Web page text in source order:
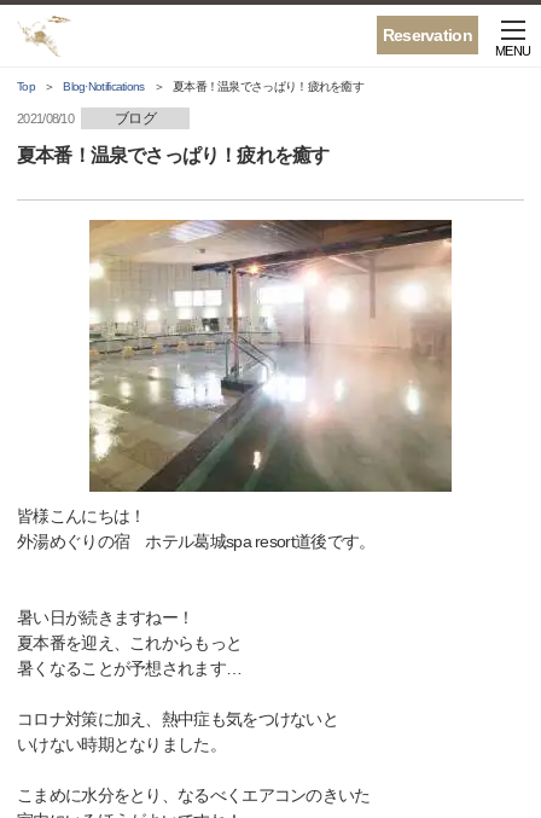
Reservation
MENU
Top Blog·Notifications 夏本番！温泉でさっぱり！疲れを癒す
2021/08/10 ブログ
夏本番！温泉でさっぱり！疲れを癒す
皆様こんにちは！
外湯めぐりの宿 ホテル葛城spa resort道後です。
暑い日が続きますねー！
夏本番を迎え、これからもっと
暑くなることが予想されます…
コロナ対策に加え、熱中症も気をつけないと
いけない時期となりました。
こまめに水分をとり、なるべくエアコンのきいた